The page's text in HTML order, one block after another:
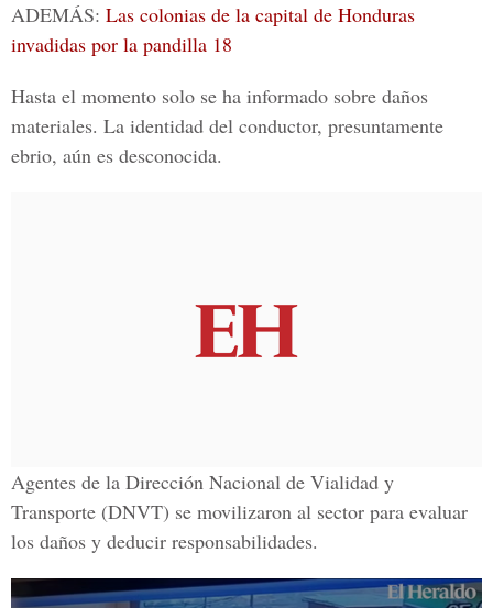
ADEMÁS: Las colonias de la capital de Honduras
invadidas por la pandilla 18
Hasta el momento solo se ha informado sobre daños
materiales. La identidad del conductor, presuntamente
ebrio, aún es desconocida.
Agentes de la Dirección Nacional de Vialidad y
Transporte (DNVT) se movilizaron al sector para evaluar
los daños y deducir responsabilidades.